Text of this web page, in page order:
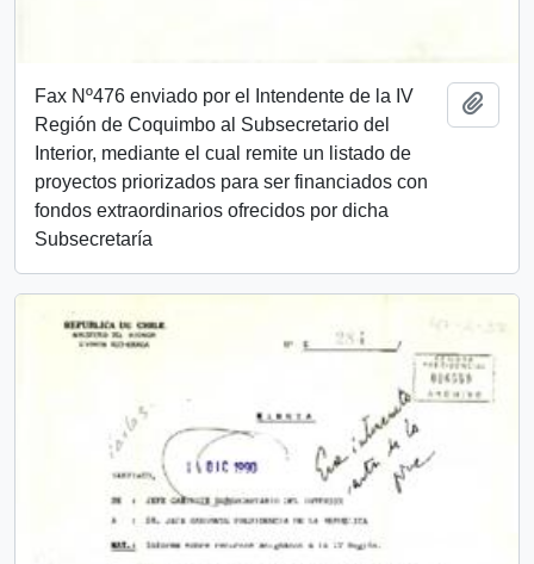
Fax Nº476 enviado por el Intendente de la IV
Región de Coquimbo al Subsecretario del
Interior, mediante el cual remite un listado de
proyectos priorizados para ser financiados con
fondos extraordinarios ofrecidos por dicha
Subsecretaría